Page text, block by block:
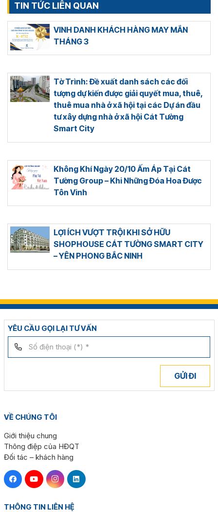
TIN TỨC LIÊN QUAN
VINH DANH KHÁCH HÀNG MAY MẮN
THÁNG 3
Tờ Trình: Đề xuất danh sách các đối
tượng dự kiến được giải quyết mua, thuê,
thuê mua nhà ở xã hội tại các Dự án đầu
tư xây dựng nhà ở xã hội Cát Tường
Smart City
Không Khí Ngày 20/10 Ấm Áp Tại Cát
Tường Group – Khi Những Đóa Hoa Được
Tôn Vinh
LỢI ÍCH VƯỢT TRỘI KHI SỞ HỮU
SHOPHOUSE CÁT TƯỜNG SMART CITY
– YÊN PHONG BẮC NINH
YÊU CẦU GỌI LẠI TƯ VẤN
GỬI ĐI
VỀ CHÚNG TÔI
Giới thiệu chung
Thông điệp của HĐQT
Đối tác – khách hàng
THÔNG TIN LIÊN HỆ